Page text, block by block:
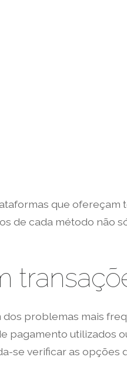
que ofereçam
de cada método não
problemas mais
pagamento utilizados
se verificar as opções